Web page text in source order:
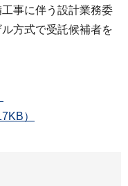
事に伴う設計業務委
方式で受託候補者を
）